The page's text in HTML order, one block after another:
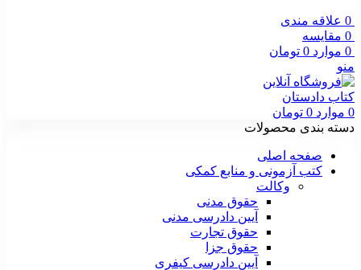
0 علاقه مندی
0 مقایسه
0 موارد 0 تومان
منو
0 موارد 0 تومان
دسته بندی محصولات
صفحه اصلی
کتب آزمونی و منابع کمکی
وکالت
حقوق مدنی
آیین دادرسی مدنی
حقوق تجارت
حقوق جزا
آیین دادرسی کیفری